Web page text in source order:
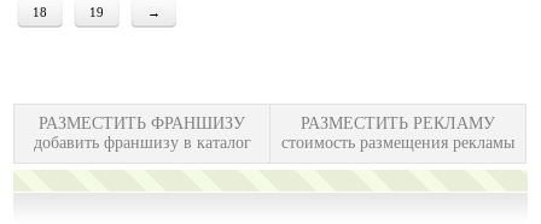
18 19 →
РАЗМЕСТИТЬ ФРАНШИЗУ
добавить франшизу в каталог
РАЗМЕСТИТЬ РЕКЛАМУ
стоимость размещения рекламы